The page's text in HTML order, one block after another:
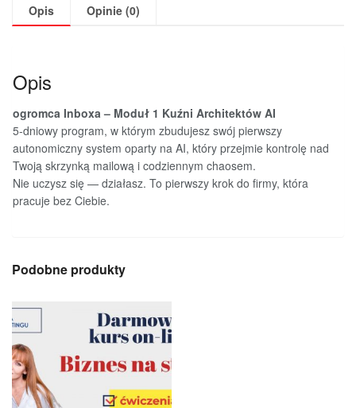
Opis Opinie (0)
Opis
ogromca Inboxa – Moduł 1 Kuźni Architektów AI
5-dniowy program, w którym zbudujesz swój pierwszy
autonomiczny system oparty na AI, który przejmie kontrolę nad
Twoją skrzynką mailową i codziennym chaosem.
Nie uczysz się — działasz. To pierwszy krok do firmy, która
pracuje bez Ciebie.
Podobne produkty